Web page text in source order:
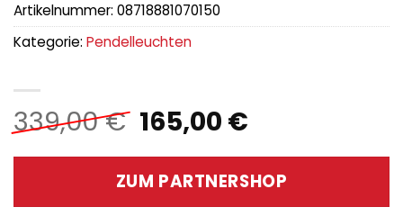
339,00€ Ursprünglicher
Preis
war:
339,00 €
165,00 €Aktueller
ist:
165,00 €.
ZUM PARTNERSHOP
Artikelnummer: 08718881070150
Kategorie: Pendelleuchten